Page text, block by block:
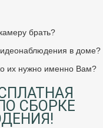
брать?
в доме?
их нужно именно Вам?
СБОРКЕ